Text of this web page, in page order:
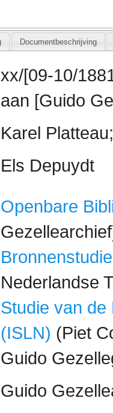
Documentbeschrijving
xx/[09-10/
aan [Guido
Karel
Els Depuydt
Openbare
Bronnenstudie
Nederlandse
Studie van de
(ISLN) (Piet
Guido
Guido